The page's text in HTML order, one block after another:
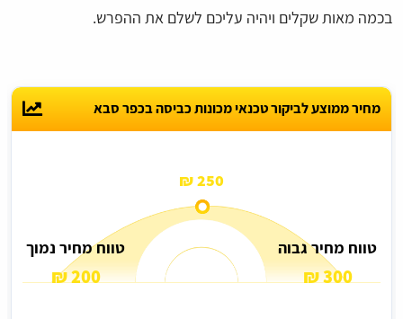
בכמה מאות שקלים ויהיה עליכם לשלם את ההפרש.
מחיר ממוצע לביקור טכנאי מכונות כביסה בכפר סבא
250 ₪
טווח מחיר גבוה
300 ₪
טווח מחיר נמוך
200 ₪